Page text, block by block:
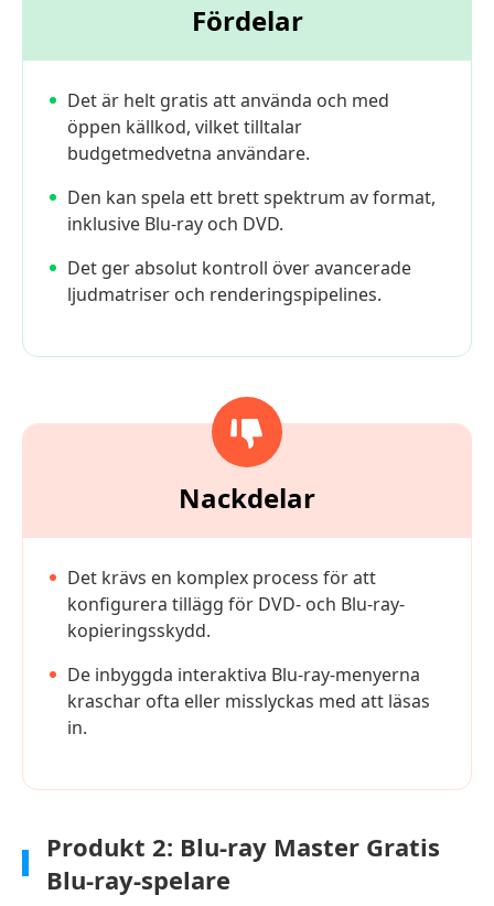
Fördelar
Det är helt gratis att använda och med
öppen källkod, vilket tilltalar
budgetmedvetna användare.
Den kan spela ett brett spektrum av format,
inklusive Blu-ray och DVD.
Det ger absolut kontroll över avancerade
ljudmatriser och renderingspipelines.
Nackdelar
Det krävs en komplex process för att
konfigurera tillägg för DVD- och Blu-ray-
kopieringsskydd.
De inbyggda interaktiva Blu-ray-menyerna
kraschar ofta eller misslyckas med att läsas
in.
Produkt 2: Blu-ray Master Gratis
Blu-ray-spelare